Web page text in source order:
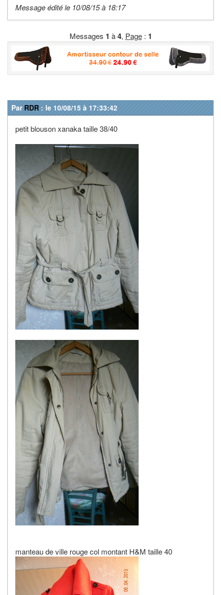
Message édité le 10/08/15 à 18:17
Messages 1 à4, Page: 1
Par RDR : le 10/08/15 à 17:33:42
petit blouson xanaka taille 38/40
manteau de ville rouge col montant H&M taille 40